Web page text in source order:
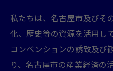
私たちは、名古屋市及びそ
化、歴史等の資源を活用して
コンベンションの誘致及び
り、名古屋市の産業経済の